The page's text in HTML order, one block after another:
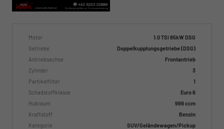
Motor
1.0 TSI 85kW DSG
Getriebe
Doppelkupplungsgetriebe (DSG)
Antriebsachse
Frontantrieb
Zylinder
3
Partikelfilter
1
Schadstoffklasse
Euro 6
Hubraum
999 ccm
Kraftstoff
Benzin
Kategorie
SUV/Geländewagen/Pickup